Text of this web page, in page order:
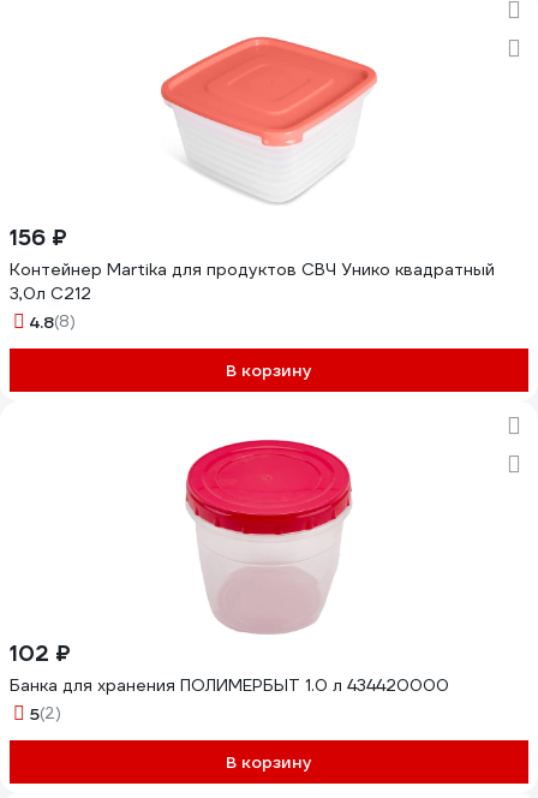
156 ₽
Контейнер Martika для продуктов СВЧ Унико квадратный
3,0л С212
4.8(8)
В корзину
102 ₽
Банка для хранения ПОЛИМЕРБЫТ 1.0 л 434420000
5(2)
В корзину